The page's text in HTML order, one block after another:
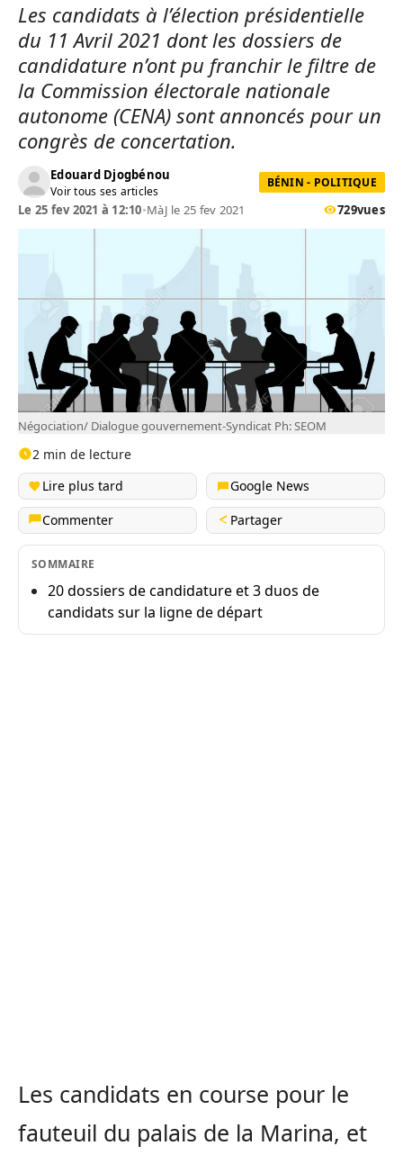
Les candidats à l’élection présidentielle
du 11 Avril 2021 dont les dossiers de
candidature n’ont pu franchir le filtre de
la Commission électorale nationale
autonome (CENA) sont annoncés pour un
congrès de concertation.
Edouard Djogbénou
Voir tous ses articles
BÉNIN - POLITIQUE
Le 25 fev 2021 à 12:10•MàJ le 25 fev 2021 729vues
Négociation/ Dialogue gouvernement-Syndicat Ph: SEOM
2 min de lecture
Lire plus tard
Google News
Commenter
Partager
SOMMAIRE
20 dossiers de candidature et 3 duos de
candidats sur la ligne de départ
Les candidats en course pour le
fauteuil du palais de la Marina, et